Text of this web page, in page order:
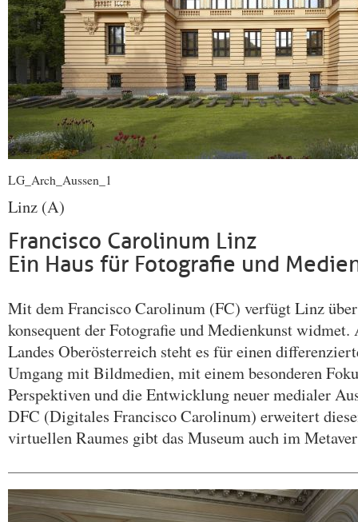
LG_Arch_Aussen_1
Linz (A)
Francisco Carolinum Linz
Ein Haus für Fotografie und
Mit dem Francisco Carolinum (FC) verfügt Linz
konsequent der Fotografie und Medienkunst
Landes Oberösterreich steht es für einen
Umgang mit Bildmedien, mit einem besonderen
Perspektiven und die Entwicklung neuer medialer
DFC (Digitales Francisco Carolinum) erweitert
virtuellen Raumes gibt das Museum auch im